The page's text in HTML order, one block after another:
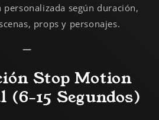
según duración,
props y personajes.
—
Stop Motion
(6-15 Segundos)